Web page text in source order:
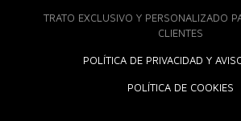
TRATO EXCLUSIVO Y PERSONALIZADO
CLIENTES
POLÍTICA DE PRIVACIDAD Y
POLÍTICA DE COOKIES